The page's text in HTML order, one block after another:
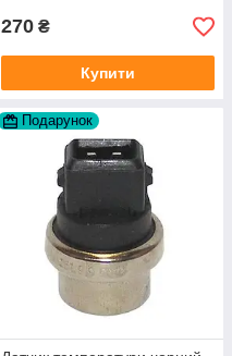
270 ₴
Купити
Подарунок